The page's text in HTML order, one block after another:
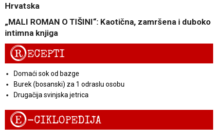
Hrvatska
„MALI ROMAN O TIŠINI“: Kaotična, zamršena i duboko
intimna knjiga
RECEPTI
Domaći sok od bazge
Burek (bosanski) za 1 odraslu osobu
Drugačija svinjska jetrica
E-CIKLOPEDIJA